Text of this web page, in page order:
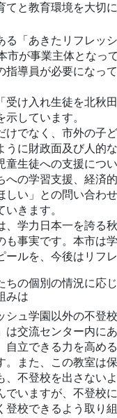
てと教育環境を大切
る「あきたリフレッ
市が事業主体となっ
指導員が必要になっ
受け入れ生徒を北秋
しています。
けでなく、市外の子
うに財政面及び人的
童生徒への支援につ
への学習支援、経済
しい」との問い合わ
きます。
、学力日本一を誇る
も事実です。本市は
ールを、今後はリフ
ちの個別の情況に応
みは
シュ学園以外の不登
は交流センター内
自立できる力を高め
。また、この教室は
、不登校を出さない
でいますが、不登校
登校できるよう取り